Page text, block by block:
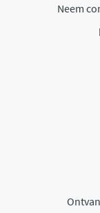
Neem